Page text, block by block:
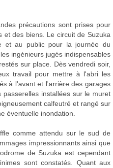
précautions sont prises pour
et des biens. Le circuit de Suzuka
et au public pour la journée du
ingénieurs jugés indispensables
sur place. Dès vendredi soir,
travail pour mettre à l'abri les
à l'avant et l'arrière des garages
installées sur le muret
calfeutré et rangé sur
éventuelle inondation.
comme attendu sur le sud de
impressionnants ainsi que
de Suzuka est cependant
sont constatés. Quant aux